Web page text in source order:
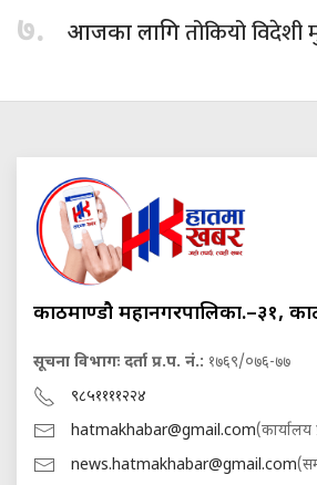
७. आजका लागितोकियो विदेशी
काठमाण्डौ महानगरपालिका.–३१,
सूचना विभागः दर्ता प्र.प. नं.: १७६९/०७६-७७
९८५११११२२४
hatmakhabar@gmail.com(कार्यालय
news.hatmakhabar@gmail.com